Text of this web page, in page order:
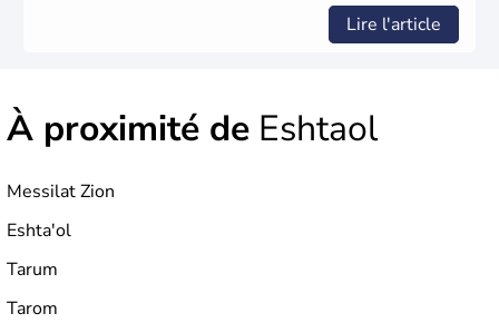
Lire l'article
À proximité de Eshtaol
Messilat Zion
Eshta'ol
Tarum
Tarom